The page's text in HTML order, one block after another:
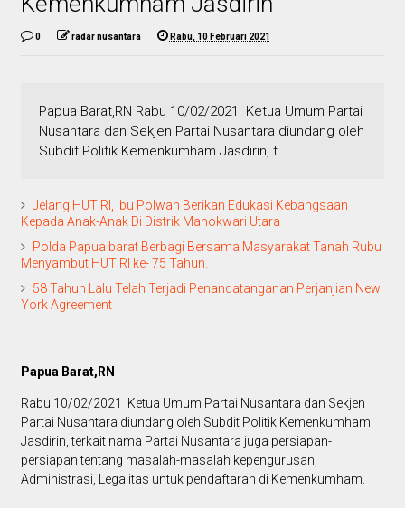
0 radar nusantara Rabu, 10 Februari 2021
Papua Barat,RN Rabu 10/02/2021 Ketua Umum Partai
Nusantara dan Sekjen Partai Nusantara diundang oleh
Subdit Politik Kemenkumham Jasdirin, t...
Jelang HUT RI, Ibu Polwan Berikan Edukasi Kebangsaan
Kepada Anak-Anak Di Distrik Manokwari Utara
Polda Papua barat Berbagi Bersama Masyarakat Tanah Rubu
Menyambut HUT RI ke- 75 Tahun.
58 Tahun Lalu Telah Terjadi Penandatanganan Perjanjian New
York Agreement
Papua Barat,RN
Rabu 10/02/2021 Ketua Umum Partai Nusantara dan Sekjen
Partai Nusantara diundang oleh Subdit Politik Kemenkumham
Jasdirin, terkait nama Partai Nusantara juga persiapan-
persiapan tentang masalah-masalah kepengurusan,
Administrasi, Legalitas untuk pendaftaran di Kemenkumham.